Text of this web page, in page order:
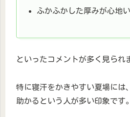
ふかふかした厚みが心地
といったコメントが多く見られ
特に寝汗をかきやすい夏場には
助かるという人が多い印象です。